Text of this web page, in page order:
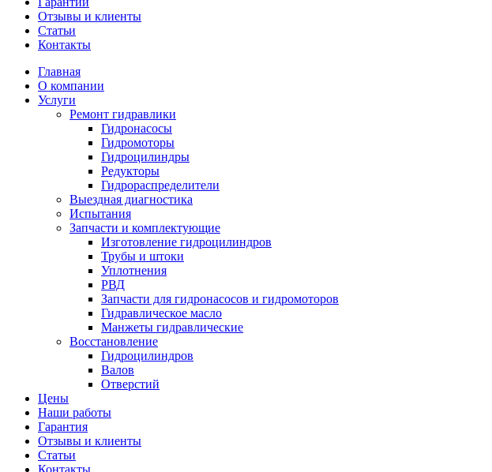
Отзывы и клиенты
Статьи
Контакты
Главная
О компании
Услуги
Ремонт гидравлики
Гидронасосы
Гидромоторы
Гидроцилиндры
Редукторы
Гидрораспределители
Выездная диагностика
Испытания
Запчасти и комплектующие
Изготовление гидроцилиндров
Трубы и штоки
Уплотнения
РВД
Запчасти для гидронасосов и гидромоторов
Гидравлическое масло
Манжеты гидравлические
Восстановление
Гидроцилиндров
Валов
Отверстий
Цены
Наши работы
Гарантия
Отзывы и клиенты
Статьи